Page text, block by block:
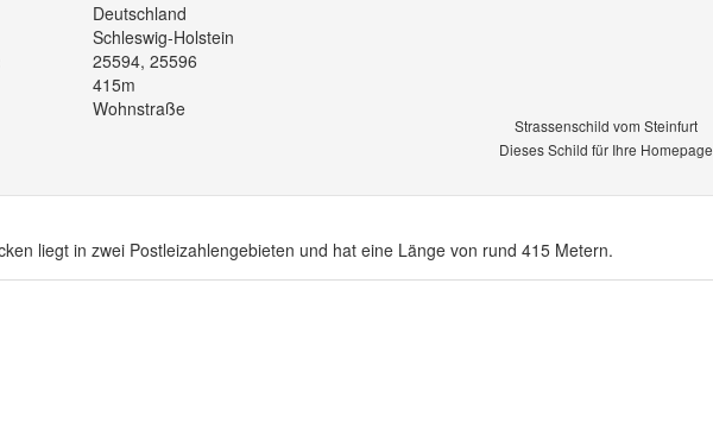
Strassenschild vom Steinfurt
Dieses Schild für Ihre Homepage
Deutschland
Schleswig-Holstein
25594, 25596
415m
Wohnstraße
liegt in zwei Postleizahlengebieten und hat eine Länge von rund 415 Metern.